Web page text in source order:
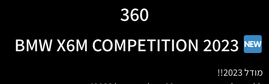
360
מודל 2023!!